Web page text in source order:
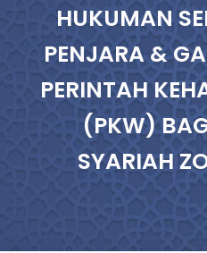
HUKUMAN
PENJARA &
PERINTAH
(PKW)
SYARIAH